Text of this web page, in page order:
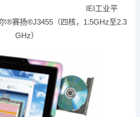
IEI工业平
®赛扬®J3455（四核，1.5GHz至2.3
GHz）